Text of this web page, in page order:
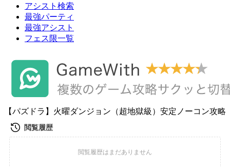
アシスト検索
最強パーティ
最強アシスト
フェス限一覧
【パズドラ】火曜ダンジョン（超地獄級）安定ノーコン攻略